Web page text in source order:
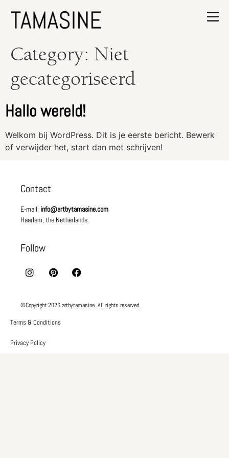
Category: Niet
gecategoriseerd
Hallo wereld!
Welkom bij WordPress. Dit is je eerste bericht. Bewerk
of verwijder het, start dan met schrijven!
Contact
E-mail: info@artbytamasine.com
Haarlem, the Netherlands
Follow
Terms & Conditions
Privacy Policy
©Copyright 2026 artbytamasine. All rights reserved.​